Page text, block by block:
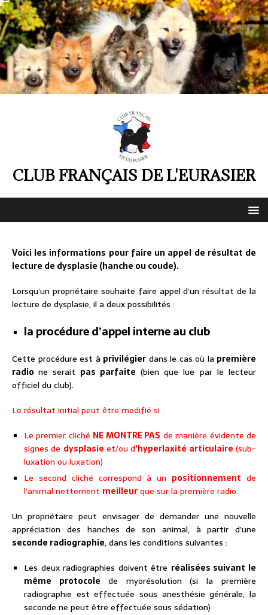
CLUB FRANÇAIS DE L'EURASIER
Voici les informations pour faire un appel de résultat de
lecture de dysplasie (hanche ou coude).
Lorsqu’un propriétaire souhaite faire appel d’un résultat de la
lecture de dysplasie, il a deux possibilités :
la procédure d’appel interne au club
Cette procédure est à privilégier dans le cas où la première
radione serait pas parfaite (bien que lue par le lecteur
officiel du club).
Le résultat initial peut être modifié si :
Le premier cliché NE MONTRE PAS de manière évidente de
signes de dysplasie et/ou d‘hyperlaxité articulaire (sub-
luxation ou luxation)
Le second cliché correspond à un positionnement de
l’animal nettement meilleurque sur la première radio.
Un propriétaire peut envisager de demander une nouvelle
appréciation des hanches de son animal, à partir d’une
seconde radiographie, dans les conditions suivantes :
Les deux radiographies doivent être réalisées suivant le
même protocole de myorésolution (si la première
radiographie est effectuée sous anesthésie générale, la
seconde ne peut être effectuée sous sédation)